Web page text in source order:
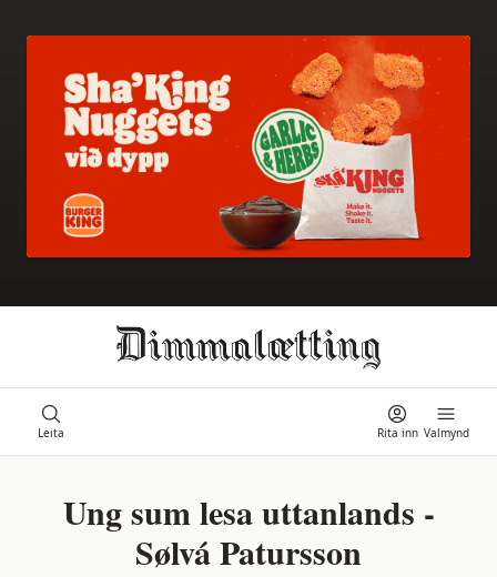
Leita Valmynd
Rita inn
Ongi úrslit
Ung sum lesa uttanlands -
Sølvá Patursson